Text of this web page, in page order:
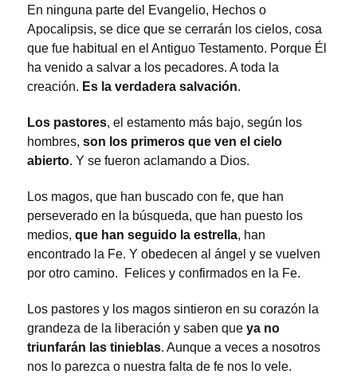
En ninguna parte del Evangelio, Hechos o
Apocalipsis, se dice que se cerrarán los cielos, cosa
que fue habitual en el Antiguo Testamento. Porque Él
ha venido a salvar a los pecadores. A toda la
creación. Es la verdadera salvación.
Los pastores, el estamento más bajo, según los
hombres, son los primeros que ven el cielo
abierto. Y se fueron aclamando a Dios.
Los magos, que han buscado con fe, que han
perseverado en la búsqueda, que han puesto los
medios, que han seguido la estrella, han
encontrado la Fe. Y obedecen al ángel y se vuelven
por otro camino. Felices y confirmados en la Fe.
Los pastores y los magos sintieron en su corazón la
grandeza de la liberación y saben que ya no
triunfarán las tinieblas. Aunque a veces a nosotros
nos lo parezca o nuestra falta de fe nos lo vele.